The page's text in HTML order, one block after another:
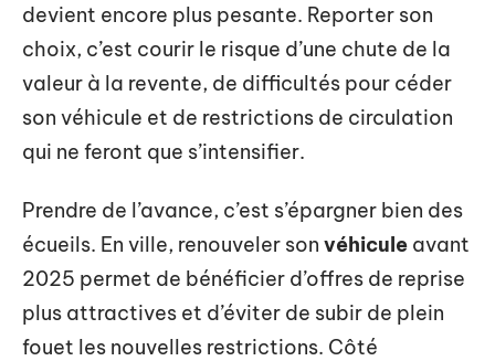
devient encore plus pesante. Reporter son
choix, c’est courir le risque d’une chute de la
valeur à la revente, de difficultés pour céder
son véhicule et de restrictions de circulation
qui ne feront que s’intensifier.
Prendre de l’avance, c’est s’épargner bien des
écueils. En ville, renouveler son véhicule avant
2025 permet de bénéficier d’offres de reprise
plus attractives et d’éviter de subir de plein
fouet les nouvelles restrictions. Côté